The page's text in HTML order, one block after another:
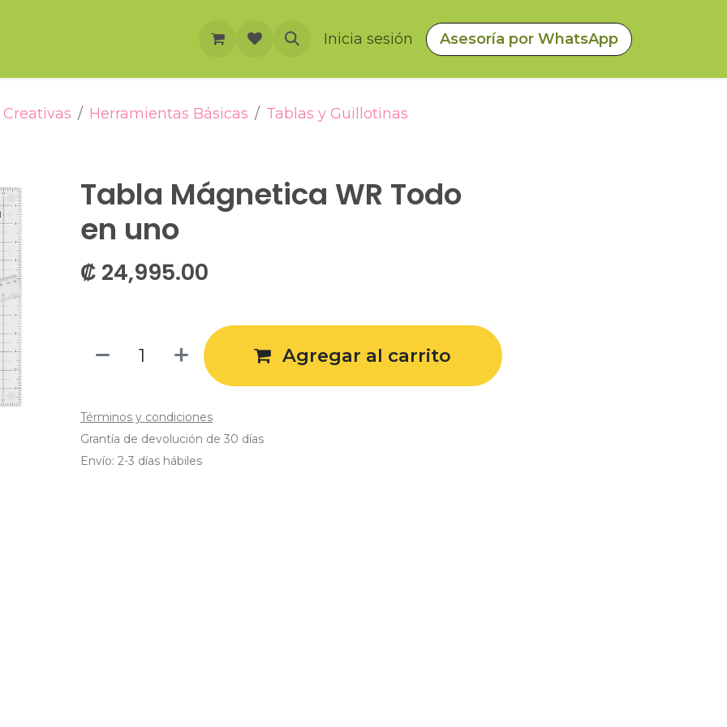
Eventos Inicia sesión Asesoría por WhatsApp
Herramientas Básicas
Tablas y Guillotinas
Tabla Mágnetica WR Todo
en uno
₡ 24,995.00
Agregar al carrito
Términos y condiciones
Grantía de devolución de 30 días
Envío: 2-3 días hábiles